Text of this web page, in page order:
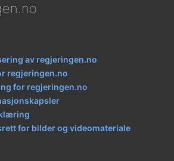
av regjeringen.no
regjeringen.no
for regjeringen.no
for bilder og videomateriale